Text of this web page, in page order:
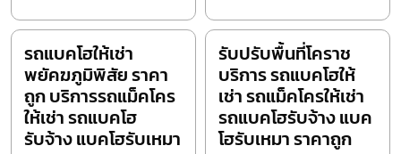
รถแบคโฮให้เช่า
พยัคฆภูมิพิสัย ราคา
ถูก บริการรถแม็คโคร
ให้เช่า รถแบคโฮ
รับจ้าง แบคโฮรับเหมา
รับปรับพื้นที่โคราช
บริการ รถแบคโฮให้
เช่า รถแม็คโครให้เช่า
รถแบคโฮรับจ้าง แบค
โฮรับเหมา ราคาถูก